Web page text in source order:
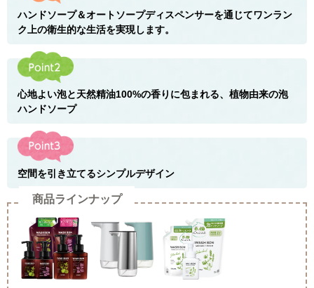
ハンドソープ＆オートソープディスペンサーを通じてワンラン
ク上の衛生的な生活を実現します。
心地よい泡と天然精油100%の香りに包まれる、植物由来の泡
ハンドソープ
空間を引き立てるシンプルデザイン
商品ラインナップ